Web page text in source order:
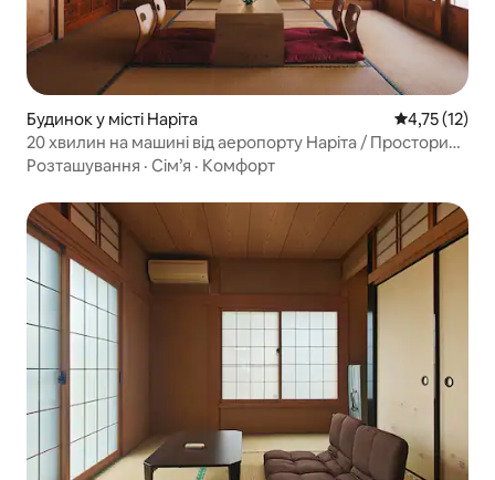
Будинок у місті Наріта Середня
4,75 (12)
20 хвилин на машині від аеропорту Наріта / Просторий
номер 164 кв.м. для 7 осіб / Безкоштовна парковка до 3
Розташування · Сім’я · Комфорт